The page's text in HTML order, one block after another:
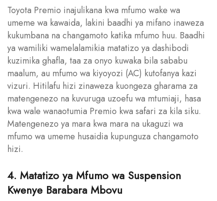
Toyota Premio inajulikana kwa mfumo wake wa
umeme wa kawaida, lakini baadhi ya mifano inaweza
kukumbana na changamoto katika mfumo huu. Baadhi
ya wamiliki wamelalamikia matatizo ya dashibodi
kuzimika ghafla, taa za onyo kuwaka bila sababu
maalum, au mfumo wa kiyoyozi (AC) kutofanya kazi
vizuri. Hitilafu hizi zinaweza kuongeza gharama za
matengenezo na kuvuruga uzoefu wa mtumiaji, hasa
kwa wale wanaotumia Premio kwa safari za kila siku.
Matengenezo ya mara kwa mara na ukaguzi wa
mfumo wa umeme husaidia kupunguza changamoto
hizi.
4. Matatizo ya Mfumo wa Suspension
Kwenye Barabara Mbovu